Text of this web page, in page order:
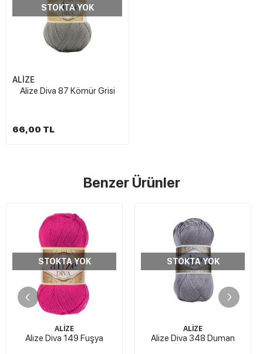
STOKTA YOK
ALİZE
Alize Diva 87 Kömür Grisi
66,00 TL
Benzer Ürünler
STOKTA YOK
ALİZE
Alize Diva 149 Fuşya
STOKTA YOK
ALİZE
Alize Diva 348 Duman